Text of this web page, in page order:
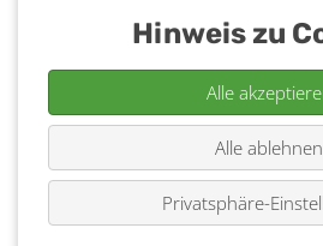
Hinweis zu
Alle
Alle ablehnen
Privatsphäre-